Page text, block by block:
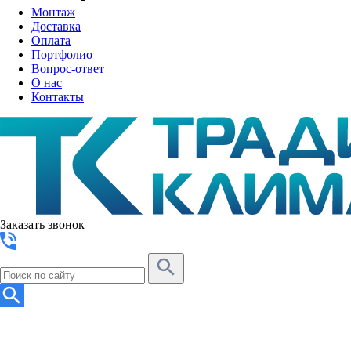
Монтаж
Доставка
Оплата
Портфолио
Вопрос-ответ
О нас
Контакты
Заказать звонок